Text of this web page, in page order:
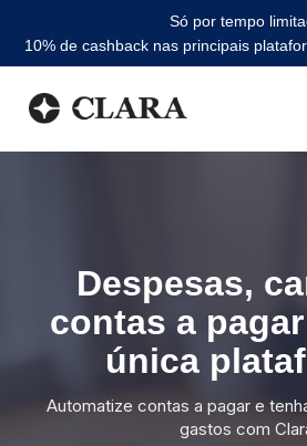
Só por tempo
10% de cashback nas principais
Despesas,
contas a
única
Automatize contas a pagar e
gastos com